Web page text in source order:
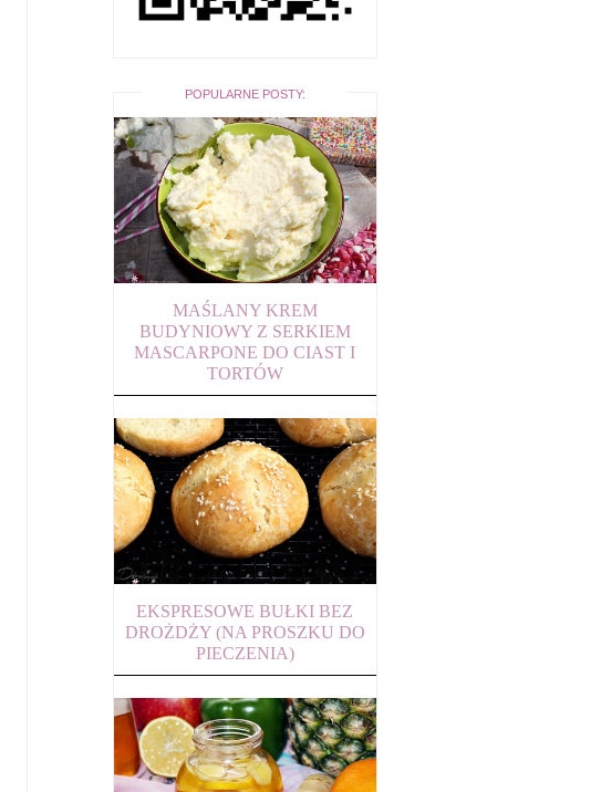
POPULARNE POSTY:
MAŚLANY KREM
BUDYNIOWY Z SERKIEM
MASCARPONE DO CIAST I
TORTÓW
EKSPRESOWE BUŁKI BEZ
DROŻDŻY (NA PROSZKU DO
PIECZENIA)